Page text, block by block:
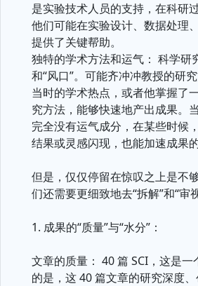
是实验技术人员的支持，在科研
他们可能在实验设计、数据处理
提供了关键帮助。
独特的学术方法和运气： 科学研
和“风口”。可能齐冲冲教授的研
当时的学术热点，或者他掌握了
究方法，能够快速地产出成果。
完全没有运气成分，在某些时候
结果或灵感闪现，也能加速成果的
但是，仅仅停留在惊叹之上是不
们还需要更细致地去“拆解”和“审
1. 成果的“质量”与“水分”：
文章的质量： 40 篇 SCI，这是
的是，这 40 篇文章的研究深度